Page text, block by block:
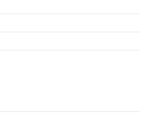
कोचिंग संस्थानों से आवेदन आमंत्रित
CHHATTISGARH